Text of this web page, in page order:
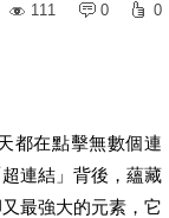
111
0 0
都在點擊無數個連
連結」背後，蘊藏
最強大的元素，它